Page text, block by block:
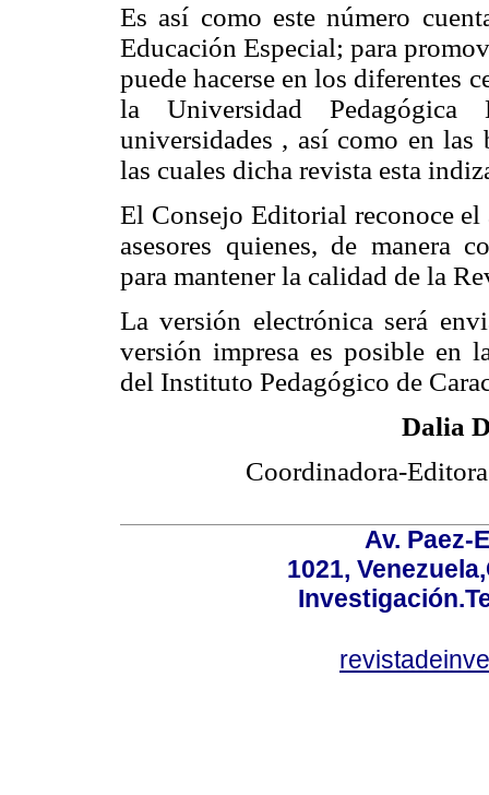
Es así como este número
Educación Especial; para
puede hacerse en los diferentes
la Universidad
universidades , así como en las
las cuales dicha revista esta
El Consejo Editorial reconoce
asesores quienes, de manera
para mantener la calidad de la
La versión electrónica será
versión impresa es posible en
del Instituto Pedagógico de
Dalia
Coordinadora-
Av. Paez-
1021,